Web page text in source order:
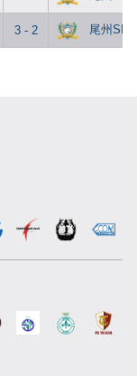
3 - 2 尾州SFC